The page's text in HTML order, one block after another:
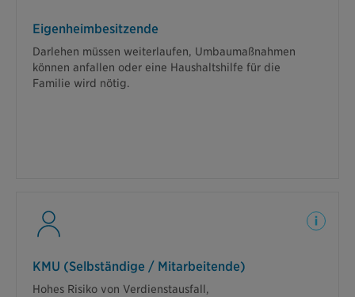
Eigenheimbesitzende
Darlehen müssen weiterlaufen, Umbaumaßnahmen
können anfallen oder eine Haushaltshilfe für die
Familie wird nötig.
Ein Unfall bei der Gartenarbeit hat
gravierende Folgen
Der Unfall ist so schwer, dass Sie eine
Querschnittslähmung erleiden und Sie nicht mehr
KMU (Selbständige / Mitarbeitende)
Hohes Risiko von Verdienstausfall,
Ein Reitunfall schränkt Ihre Leistungsfähigkeit